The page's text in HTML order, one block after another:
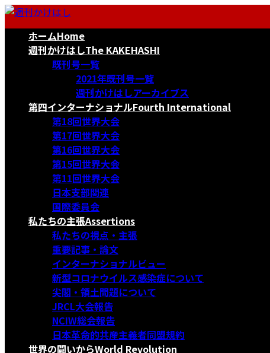
コ
ナ
ホームHome
週刊かけはしThe KAKEHASHI
既刊号一覧
2021年既刊号一覧
週刊かけはしアーカイブス
第四インターナショナルFourth International
第18回世界大会
第17回世界大会
第16回世界大会
第15回世界大会
第11回世界大会
日本支部関連
国際委員会
私たちの主張Assertions
私たちの視点・主張
重要記事・論文
インターナショナルビュー
新型コロナウイルス感染症について
尖閣・領土問題について
JRCL大会報告
NCIW総会報告
日本革命的共産主義者同盟規約
世界の闘いからWorld Revolution